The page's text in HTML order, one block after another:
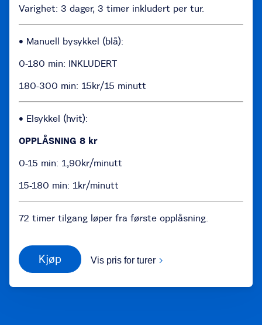
Varighet: 3 dager, 3 timer inkludert per tur.
• Manuell bysykkel (blå):
0-180 min: INKLUDERT
180-300 min: 15kr/15 minutt
• Elsykkel (hvit):
OPPLÅSNING 8 kr
0-15 min: 1,90kr/minutt
15-180 min: 1kr/minutt
72 timer tilgang løper fra første opplåsning.
Kjøp Vis pris for turer